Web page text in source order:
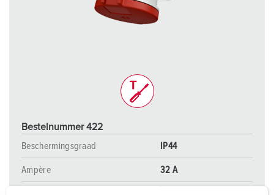
Bestelnummer 422
Beschermingsgraad
IP44
Ampère 32 A